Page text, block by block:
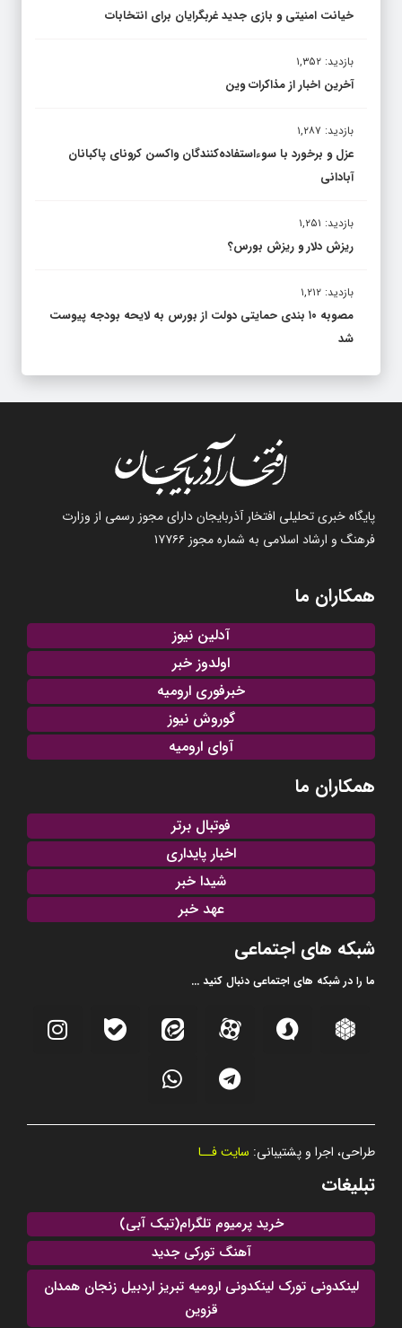
خیانت امنیتی و بازی جدید غربگرایان برای انتخابات
بازدید: ۱,۳۵۲
آخرین اخبار از مذاکرات وین
بازدید: ۱,۲۸۷
عزل و برخورد با سوءاستفاده‌کنندگان واکسن کرونای پاکبانان
آبادانی
بازدید: ۱,۲۵۱
ریزش دلار و ریزش بورس؟
بازدید: ۱,۲۱۲
مصوبه ۱۰ بندی حمایتی دولت از بورس به لایحه بودجه پیوست
شد
پایگاه خبری تحلیلی افتخار آذربایجان دارای مجوز رسمی از وزارت
فرهنگ و ارشاد اسلامی به شماره مجوز ۱۷۷۶۶
همکاران ما
آدلین نیوز
اولدوز خبر
خبرفوری ارومیه
گوروش نیوز
آوای ارومیه
همکاران ما
فوتبال برتر
اخبار پایداری
شیدا خبر
عهد خبر
شبکه های اجتماعی
ما را در شبکه های اجتماعی دنبال کنید ...
طراحی، اجرا و پشتیبانی: سایت فــا
تبلیغات
خرید پرمیوم تلگرام(تیک آبی)
آهنگ تورکی جدید
لینکدونی تورک لینکدونی ارومیه تبریز اردبیل زنجان همدان
قزوین